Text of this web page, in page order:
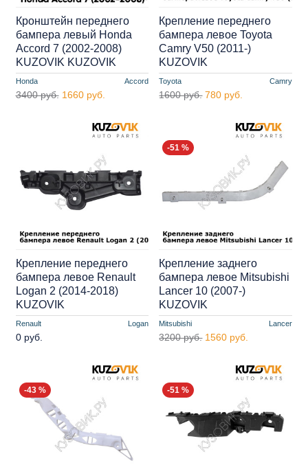
Honda Accord
Кронштейн переднего
бампера левый Honda
Accord 7 (2002-2008)
KUZOVIK KUZOVIK
3400 руб. 1660 руб.
Toyota Camry
Крепление переднего
бампера левое Toyota
Camry V50 (2011-)
KUZOVIK
1600 руб. 780 руб.
Renault Logan
Крепление переднего
бампера левое Renault
Logan 2 (2014-2018)
KUZOVIK
0 руб.
-51 %
Mitsubishi Lancer
Крепление заднего
бампера левое Mitsubishi
Lancer 10 (2007-)
KUZOVIK
3200 руб. 1560 руб.
-43 % -51 %